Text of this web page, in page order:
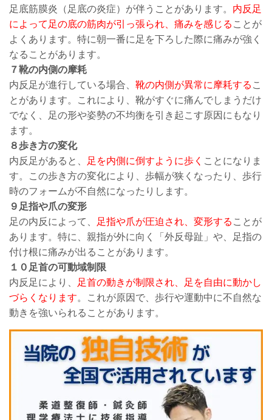
足底筋膜炎（足底の炎症）が伴うことがあります。 内反足
によって足の底の筋肉が引っ張られ、痛みを感じる ことが
よくあります。特に朝一番に足を下ろした際に痛みが強く
なることがあります。
７靴の内側の摩耗
内反足が進行している場合、 靴の内側が異常に摩耗する こ
とがあります。これにより、靴がすぐに痛んでしまうだけ
でなく、足の形や姿勢の不均衡を引き起こす原因にもなり
ます。
８歩き方の変化
内反足があると、
足を内側に倒すように歩く ことになりま
す。この歩き方の変化により、歩幅が狭くなったり、歩行
時のフォームが不自然になったりします。
９足指や爪の変形
足の内反によって、
足指や爪が圧迫され、変形する ことが
あります。特に、親指が外に向く「外反母趾」や、足指の
付け根に痛みが出ることがあります。
１０足首の可動域制限
内反足により、
足首の動きが制限され、足を自由に動かし
づらくなります。これが原因で、歩行や運動中に不自然な
動きを強いられることがあります。